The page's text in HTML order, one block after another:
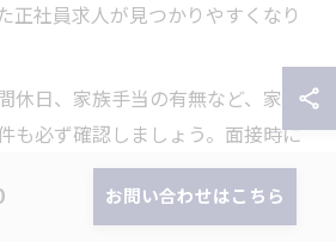
正社員求人が見つかりやすくなり
休日、家族手当の有無など、家族
も必ず確認しましょう。面接時に
「土日休み」「賞与・昇給の実
きやすい環境かを見極めることが
お問い合わせはこちら